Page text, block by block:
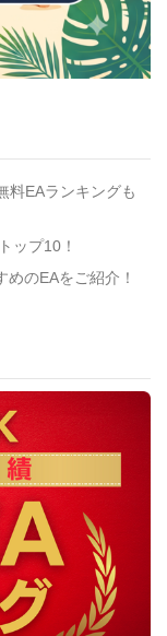
料EAランキングも
ップ10！
のEAをご紹介！